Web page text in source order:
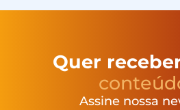
Quer
Assine nossa